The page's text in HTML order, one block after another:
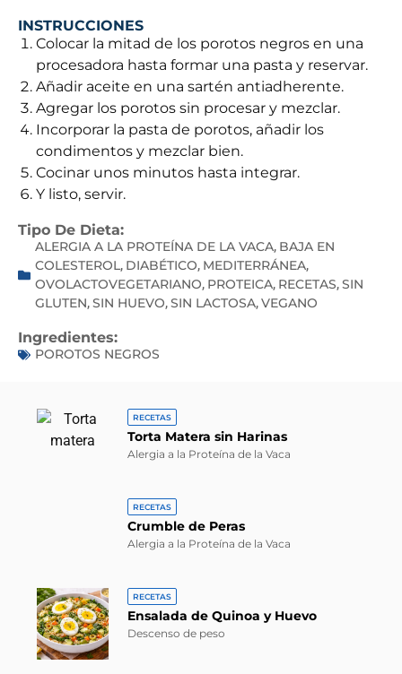
INSTRUCCIONES
Colocar la mitad de los porotos negros en una
procesadora hasta formar una pasta y reservar.
Añadir aceite en una sartén antiadherente.
Agregar los porotos sin procesar y mezclar.
Incorporar la pasta de porotos, añadir los
condimentos y mezclar bien.
Cocinar unos minutos hasta integrar.
Y listo, servir.
Tipo De Dieta:
ALERGIA A LA PROTEÍNA DE LA VACA, BAJA EN
COLESTEROL, DIABÉTICO, MEDITERRÁNEA,
OVOLACTOVEGETARIANO, PROTEICA, RECETAS,SIN
GLUTEN,SIN HUEVO,SIN LACTOSA,VEGANO
Ingredientes:
POROTOS NEGROS
RECETAS
Torta Matera sin Harinas
Alergia a la Proteína de la Vaca
RECETAS
Crumble de Peras
Alergia a la Proteína de la Vaca
RECETAS
Ensalada de Quinoa y Huevo
Descenso de peso